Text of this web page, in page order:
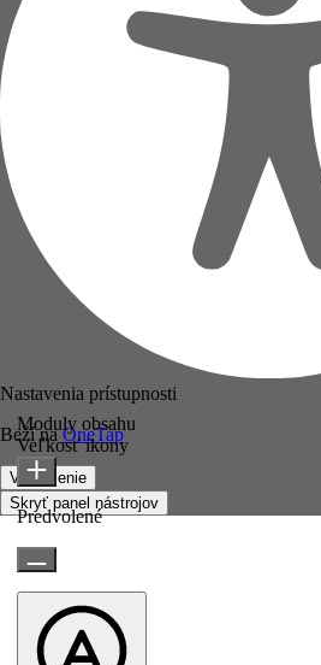
Nastavenia prístupnosti
Beží naOneTap
Vyhlásenie
Skryť panel nástrojov
Moduly obsahu
Veľkosť ikony
Predvolené